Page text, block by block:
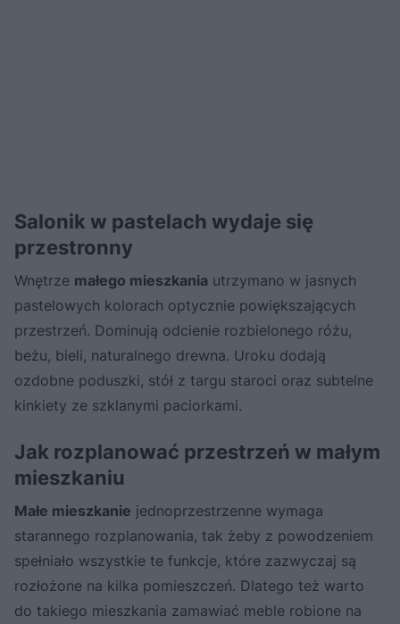
Salonik w pastelach wydaje się
przestronny
Wnętrze małego mieszkania utrzymano w jasnych
pastelowych kolorach optycznie powiększających
przestrzeń. Dominują odcienie rozbielonego różu,
beżu, bieli, naturalnego drewna. Uroku dodają
ozdobne poduszki, stół z targu staroci oraz subtelne
kinkiety ze szklanymi paciorkami.
Jak rozplanować przestrzeń w małym
mieszkaniu
Małe mieszkanie jednoprzestrzenne wymaga
starannego rozplanowania, tak żeby z powodzeniem
spełniało wszystkie te funkcje, które zazwyczaj są
rozłożone na kilka pomieszczeń. Dlatego też warto
do takiego mieszkania zamawiać meble robione na